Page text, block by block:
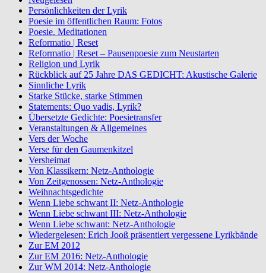
Persönlichkeiten der Lyrik
Poesie im öffentlichen Raum: Fotos
Poesie. Meditationen
Reformatio | Reset
Reformatio | Reset – Pausenpoesie zum Neustarten
Religion und Lyrik
Rückblick auf 25 Jahre DAS GEDICHT: Akustische Galerie
Sinnliche Lyrik
Starke Stücke, starke Stimmen
Statements: Quo vadis, Lyrik?
Übersetzte Gedichte: Poesietransfer
Veranstaltungen & Allgemeines
Vers der Woche
Verse für den Gaumenkitzel
Versheimat
Von Klassikern: Netz-Anthologie
Von Zeitgenossen: Netz-Anthologie
Weihnachtsgedichte
Wenn Liebe schwant II: Netz-Anthologie
Wenn Liebe schwant III: Netz-Anthologie
Wenn Liebe schwant: Netz-Anthologie
Wiedergelesen: Erich Jooß präsentiert vergessene Lyrikbände
Zur EM 2012
Zur EM 2016: Netz-Anthologie
Zur WM 2014: Netz-Anthologie